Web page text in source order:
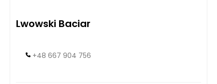
Lwowski Baciar
+48 667 904 756